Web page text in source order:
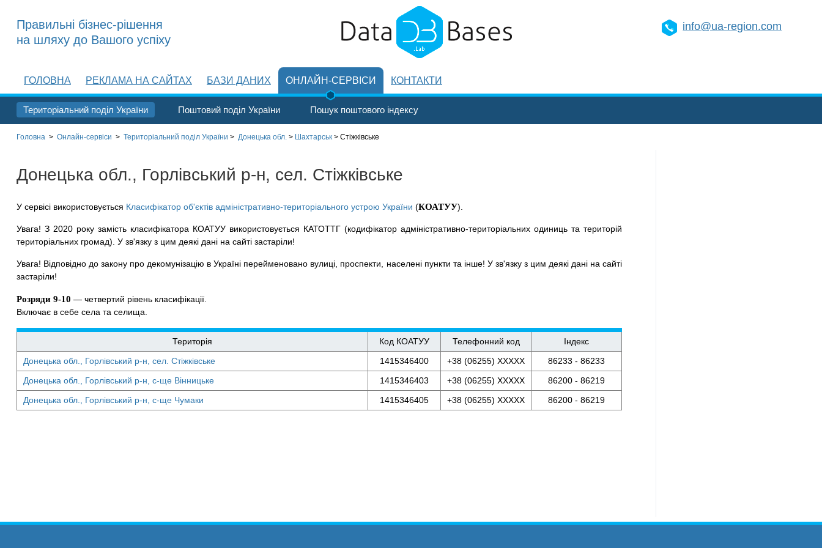
info@ua-region.com
Правильні бізнес-рішення
на шляху до Вашого успіху
ГОЛОВНА РЕКЛАМА НА САЙТАХ БАЗИ ДАНИХ ОНЛАЙН-СЕРВІСИ
Територіальний поділ України Поштовий поділ України Пошук поштового індексу
КОНТАКТИ
Головна > Онлайн-сервіси > Територіальний поділ України > Донецька обл. > Шахтарськ > Стіжківське
Донецька обл., Горлівський р-н, сел. Стіжківське
У сервісі використовується Класифікатор об'єктів адміністративно-територіального устрою України (КОАТУУ).
Увага! З 2020 року замість класифікатора КОАТУУ використовується КАТОТТГ (кодифікатор адміністративно-територіальних одиниць та територій
територіальних громад). У зв'язку з цим деякі дані на сайті застаріли!
Увага! Відповідно до закону про декомунізацію в Україні перейменовано вулиці, проспекти, населені пункти та інше! У зв'язку з цим деякі дані на сайті
застаріли!
Розряди 9-10 — четвертий рівень класифікації.
Включає в себе села та селища.
Територія Код КОАТУУ Телефонний код
Індекс
Донецька обл., Горлівський р-н, сел. Стіжківське
1415346400 +38 (06255) XXXXX
86233 - 86233
Донецька обл., Горлівський р-н, с-ще Вінницьке
1415346403 +38 (06255) XXXXX
86200 - 86219
Донецька обл., Горлівський р-н, с-ще Чумаки
1415346405 +38 (06255) XXXXX 86200 - 86219